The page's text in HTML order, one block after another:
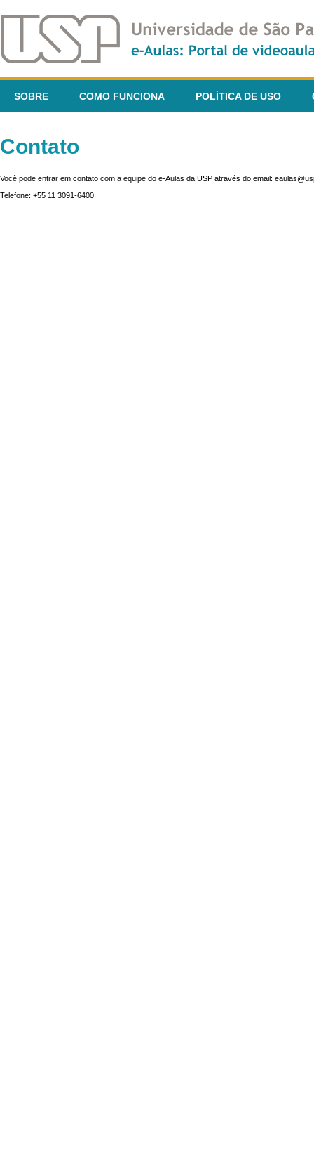
SOBRE COMO FUNCIONA POLÍTICA DE USO
Contato
Você pode entrar em contato com a equipe do e-Aulas da USP através do email:
Telefone: +55 11 3091-6400.